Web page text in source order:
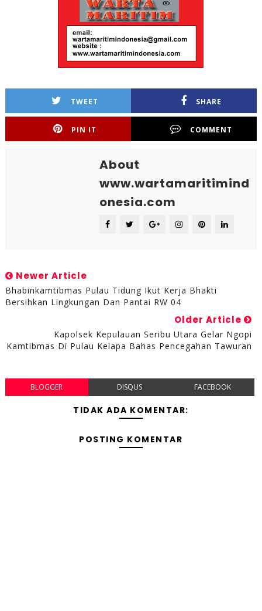
TWEET SHARE
PIN IT COMMENT
About
www.wartamaritimind
onesia.com
Newer Article
Bhabinkamtibmas Pulau Tidung Ikut Kerja Bhakti
Bersihkan Lingkungan Dan Pantai RW 04
Older Article
Kapolsek Kepulauan Seribu Utara Gelar Ngopi
Kamtibmas Di Pulau Kelapa Bahas Pencegahan Tawuran
BLOGGER DISQUS FACEBOOK
TIDAK ADA KOMENTAR:
POSTING KOMENTAR